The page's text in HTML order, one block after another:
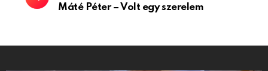
Máté Péter – Volt egy szerelem